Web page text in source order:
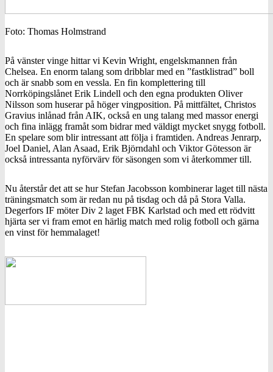
Foto: Thomas Holmstrand
På vänster vinge hittar vi Kevin Wright, engelskmannen från
Chelsea. En enorm talang som dribblar med en ”fastklistrad” boll
och är snabb som en vessla. En fin komplettering till
Norrköpingslånet Erik Lindell och den egna produkten Oliver
Nilsson som huserar på höger vingposition. På mittfältet, Christos
Gravius inlånad från AIK, också en ung talang med massor energi
och fina inlägg framåt som bidrar med väldigt mycket snygg fotboll.
En spelare som blir intressant att följa i framtiden. Andreas Jenrarp,
Joel Daniel, Alan Asaad, Erik Björndahl och Viktor Götesson är
också intressanta nyförvärv för säsongen som vi återkommer till.
Nu återstår det att se hur Stefan Jacobsson kombinerar laget till nästa
träningsmatch som är redan nu på tisdag och då på Stora Valla.
Degerfors IF möter Div 2 laget FBK Karlstad och med ett rödvitt
hjärta ser vi fram emot en härlig match med rolig fotboll och gärna
en vinst för hemmalaget!